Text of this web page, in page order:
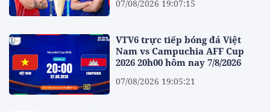
07/08/2026 19:07:15
VTV6 trực tiếp bóng đá Việt
Nam vs Campuchia AFF Cup
2026 20h00 hôm nay 7/8/2026
07/08/2026 19:05:21